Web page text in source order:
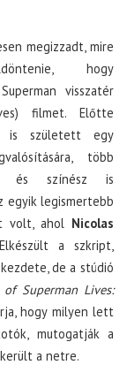
megizzadt, mire
hogy
visszatér
filmet. Előtte
is született egy
több
és színész is
egyik legismertebb
volt, ahol Nicolas
a szkript,
de a stúdió
of Superman Lives:
hogy milyen lett
mutogatják a
a netre.